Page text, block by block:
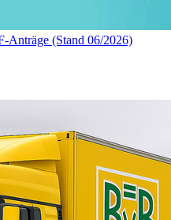
Anträge (Stand 06/2026)